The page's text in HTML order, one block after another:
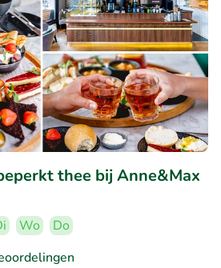
thee bij Anne&Max
Wo
Do